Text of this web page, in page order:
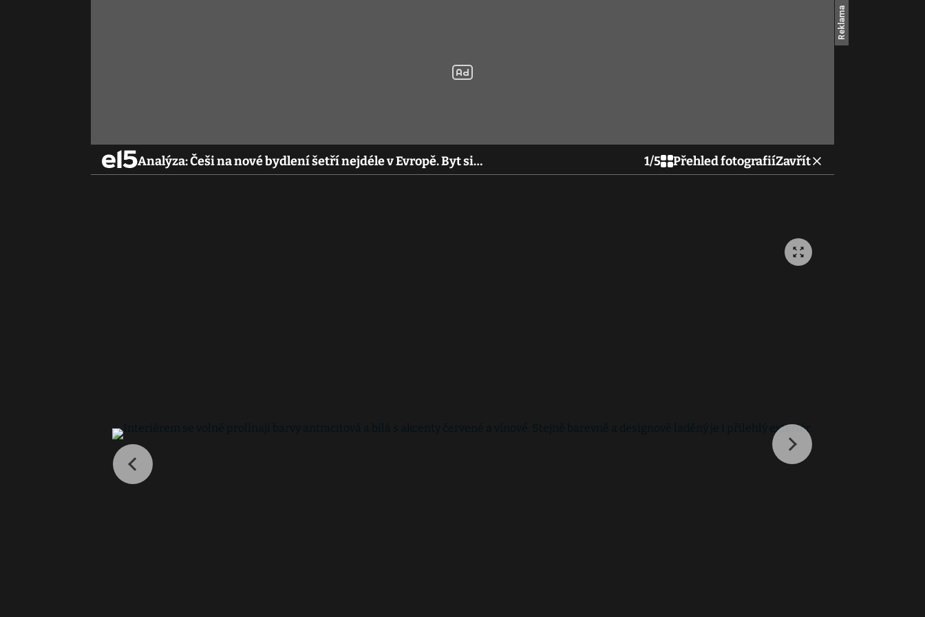
Analýza: Češi na nové bydlení šetří nejdéle v Evropě. Byt si… 1/5 Přehled fotografiíZavřít